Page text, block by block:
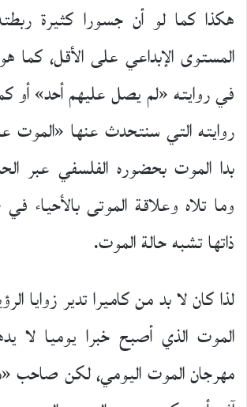
هكذا كما لو أن جسورا كثيرة
المستوى الإبداعي على الأقل،
في روايته «لم يصل عليهم أحد»
روايته التي سنتحدث عنها
بدا الموت بحضوره الفلسفي عبر
وما تلاه وعلاقة الموتى
ذاتها تشبه حالة الموت.
لذا كان لا بد من كاميرا تدير زوايا
الموت الذي أصبح خبرا يوميا لا
مهرجان الموت اليومي، لكن صاحب